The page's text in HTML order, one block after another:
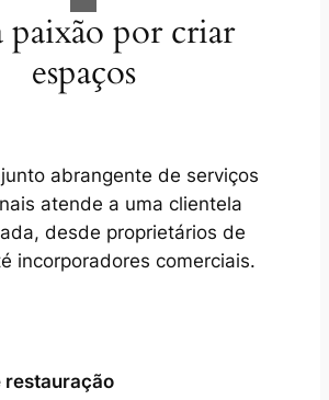
paixão por criar
espaços
abrangente de serviços
atende a uma clientela
desde proprietários de
incorporadores comerciais.
restauração